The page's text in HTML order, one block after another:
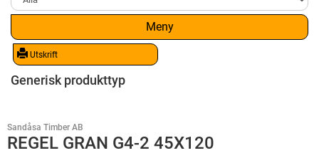
Meny
Utskrift
Generisk produkttyp
Sandåsa Timber AB
REGEL GRAN G4-2 45X120